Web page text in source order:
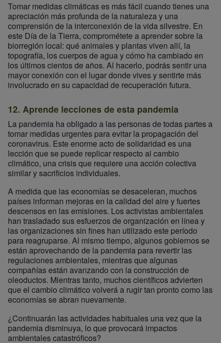
Tomar medidas climáticas es más fácil cuando tienes una
apreciación más profunda de la naturaleza y una
comprensión de la interconexión de la vida silvestre. En
este Día de la Tierra, comprométete a aprender sobre la
biorregión local: qué animales y plantas viven allí, la
topografía, los cuerpos de agua y cómo ha cambiado en
los últimos cientos de años. Al hacerlo, podrás sentir una
mayor conexión con el lugar donde vives y sentirte más
involucrado en su capacidad de recuperación futura.
12. Aprende lecciones de esta pandemia
La pandemia ha obligado a las personas de todas partes a
tomar medidas urgentes para evitar la propagación del
coronavirus. Este enorme acto de solidaridad es una
lección que se puede replicar respecto al cambio
climático, una crisis que requiere una acción colectiva
similar y sacrificios individuales.
A medida que las economías se desaceleran, muchos
países informan mejoras en la calidad del aire y fuertes
descensos en las emisiones. Los activistas ambientales
han trasladado sus esfuerzos de organización en línea y
las organizaciones sin fines han utilizado este período
para reagruparse. Al mismo tiempo, algunos gobiernos se
están aprovechando de la pandemia para revertir las
regulaciones ambientales, mientras que algunas
compañías están avanzando con la construcción de
oleoductos. Mientras tanto, muchos científicos advierten
que el cambio climático volverá a rugir tan pronto como las
economías se abran nuevamente.
¿Continuarán las actividades habituales una vez que la
pandemia disminuya, lo que provocará impactos
ambientales catastróficos?